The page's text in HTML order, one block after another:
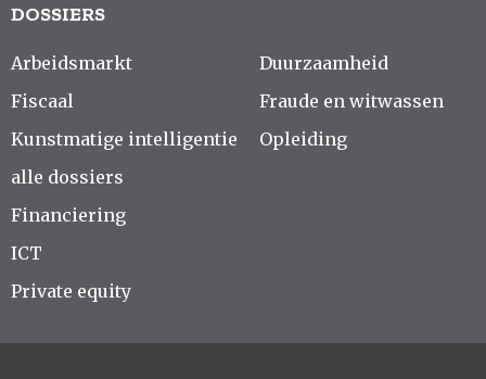
DOSSIERS
Arbeidsmarkt
Fiscaal
Kunstmatige intelligentie
alle dossiers
Duurzaamheid
Fraude en witwassen
Opleiding
Financiering
ICT
Private equity